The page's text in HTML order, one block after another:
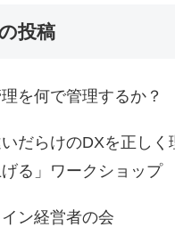
投稿
を何で管理するか？
いだらけのDXを正し
る」ワークショップ
ン経営者の会